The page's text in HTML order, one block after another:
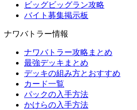
ビッグビッグラン攻略
バイト募集掲示板
ナワバトラー情報
ナワバトラー攻略まとめ
最強デッキまとめ
デッキの組み方とおすすめ
カード一覧
パックの入手方法
かけらの入手方法